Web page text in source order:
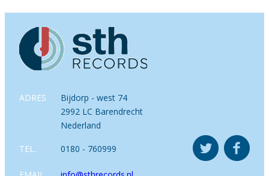
ADRES
Bijdorp - west 74
2992 LC Barendrecht
Nederland
TEL. 0180 - 760999